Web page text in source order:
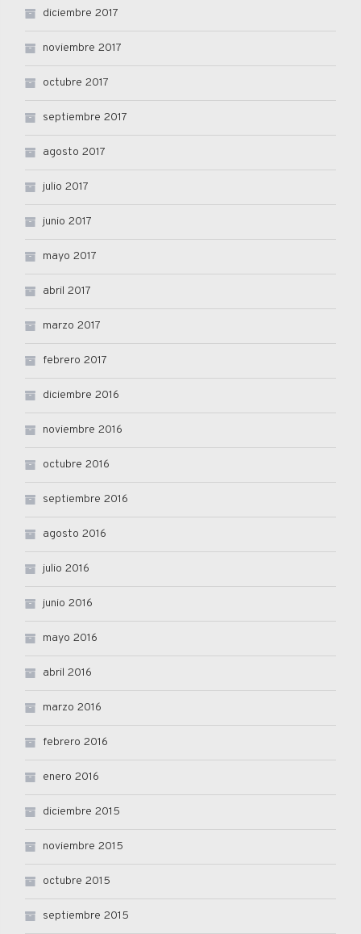
diciembre 2017
noviembre 2017
octubre 2017
septiembre 2017
agosto 2017
julio 2017
junio 2017
mayo 2017
abril 2017
marzo 2017
febrero 2017
diciembre 2016
noviembre 2016
octubre 2016
septiembre 2016
agosto 2016
julio 2016
junio 2016
mayo 2016
abril 2016
marzo 2016
febrero 2016
enero 2016
diciembre 2015
noviembre 2015
octubre 2015
septiembre 2015